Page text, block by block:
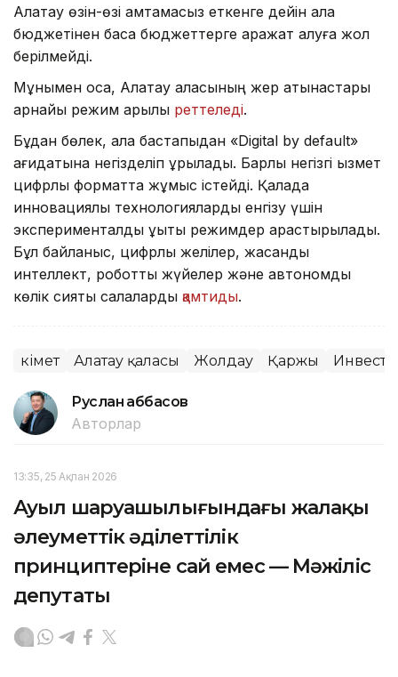
Алатау өзін-өзі қамтамасыз еткенге дейін қала
бюджетінен басқа бюджеттерге қаражат алуға жол
берілмейді.
Мұнымен қоса, Алатау қаласының жер қатынастары
арнайы режим арқылы реттеледі.
Бұдан бөлек, қала бастапқыдан «Digital by default»
қағидатына негізделіп құрылады. Барлық негізгі қызмет
цифрлық форматта жұмыс істейді. Қалада
инновациялық технологияларды енгізу үшін
эксперименталды құқықтық режимдер қарастырылады.
Бұл байланыс, цифрлық желілер, жасанды
интеллект, роботтық жүйелер және автономды
көлік сияқты салаларды қамтиды.
Үкімет Алатау қаласы Жолдау Қаржы
Руслан Ғаббасов
Авторлар
13:35, 25 Ақпан 2026
Ауыл шаруашылығындағы жалақы
әлеуметтік әділеттілік
принциптеріне сай емес — Мәжіліс
депутаты